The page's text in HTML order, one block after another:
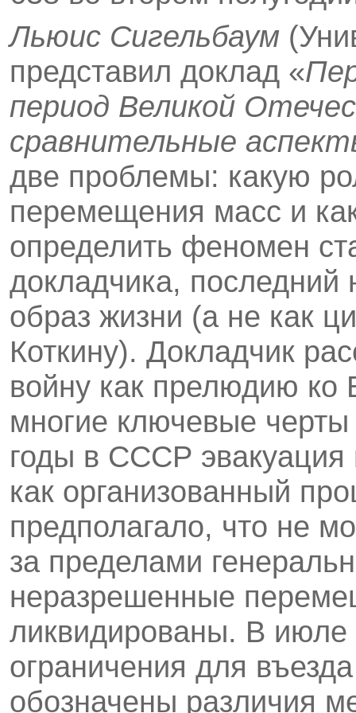
Льюис Сигельбаум
представил доклад «
период Великой
срав­нительные
две проблемы: какую
перемещения масс и
определить феномен
докладчика, последний
образ жизни (а не как
Коткину). Докладчик
войну как прелюдию
многие ключевые
годы в СССР эвакуация
как организованный
предполагало, что не
за пределами
неразрешенные
ликвидированы. В июле
ограничения для
обозначены различия